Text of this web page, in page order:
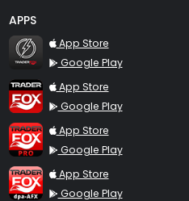
APPS
TraderFox Flash
App Store
Google Play
TraderFox App
App Store
Google Play
TraderFox Pro
App Store
Google Play
TraderFox dpa-AFX ProFeed
App Store
Google Play